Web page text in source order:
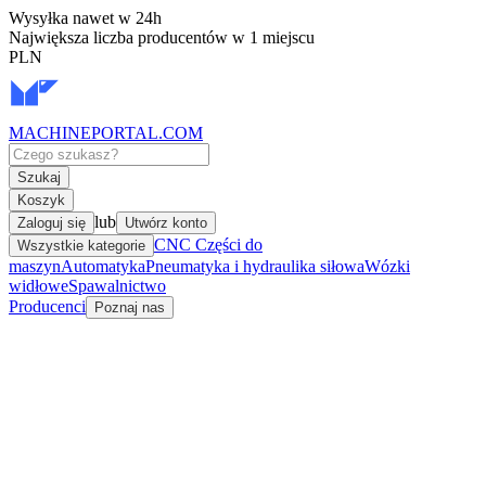
Wysyłka nawet w 24h
Największa liczba producentów w 1 miejscu
PLN
MACHINEPORTAL.COM
Szukaj
Koszyk
Zaloguj się lub Utwórz konto
Wszystkie kategorie CNC Części do
maszynAutomatykaPneumatyka i hydraulika siłowaWózki
widłoweSpawalnictwo
Producenci
Poznaj nas